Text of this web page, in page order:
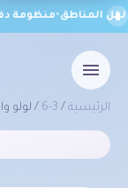
المناطق•منظومة
الرئيسية /
3-6 / لولو